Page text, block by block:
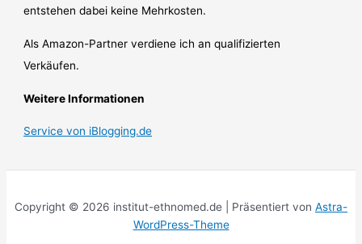
entstehen dabei keine Mehrkosten.
Als Amazon-Partner verdiene ich an qualifizierten
Verkäufen.
Weitere Informationen
Service von iBlogging.de
Copyright © 2026 institut-ethnomed.de | Präsentiert von Astra-
WordPress-Theme